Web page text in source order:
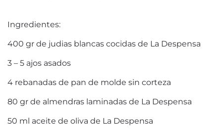
Ingredientes:
400 gr de judias blancas cocidas de La Despensa
3 – 5 ajos asados
4 rebanadas de pan de molde sin corteza
80 gr de almendras laminadas de La Despensa
50 ml aceite de oliva de La Despensa